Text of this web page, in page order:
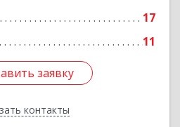
17
11
заявку
контакты
Подробнее
заявку
Назад